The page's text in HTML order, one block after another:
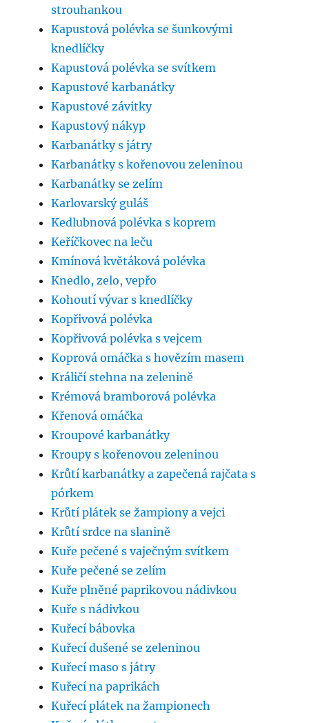
strouhankou
Kapustová polévka se šunkovými
knedlíčky
Kapustová polévka se svítkem
Kapustové karbanátky
Kapustové závitky
Kapustový nákyp
Karbanátky s játry
Karbanátky s kořenovou zeleninou
Karbanátky se zelím
Karlovarský guláš
Kedlubnová polévka s koprem
Keříčkovec na leču
Kmínová květáková polévka
Knedlo, zelo, vepřo
Kohoutí vývar s knedlíčky
Kopřivová polévka
Kopřivová polévka s vejcem
Koprová omáčka s hovězím masem
Králičí stehna na zelenině
Krémová bramborová polévka
Křenová omáčka
Kroupové karbanátky
Kroupy s kořenovou zeleninou
Krůtí karbanátky a zapečená rajčata s
pórkem
Krůtí plátek se žampiony a vejci
Krůtí srdce na slanině
Kuře pečené s vaječným svítkem
Kuře pečené se zelím
Kuře plněné paprikovou nádivkou
Kuře s nádivkou
Kuřecí bábovka
Kuřecí dušené se zeleninou
Kuřecí maso s játry
Kuřecí na paprikách
Kuřecí plátek na žampionech